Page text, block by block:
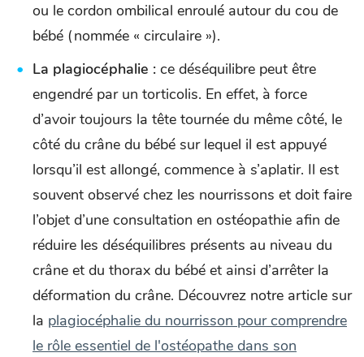
ou le cordon ombilical enroulé autour du cou de
bébé (nommée « circulaire »).
La plagiocéphalie : ce déséquilibre peut être
engendré par un torticolis. En effet, à force
d’avoir toujours la tête tournée du même côté, le
côté du crâne du bébé sur lequel il est appuyé
lorsqu’il est allongé, commence à s’aplatir. Il est
souvent observé chez les nourrissons et doit faire
l’objet d’une consultation en ostéopathie afin de
réduire les déséquilibres présents au niveau du
crâne et du thorax du bébé et ainsi d’arrêter la
déformation du crâne. Découvrez notre article sur
la plagiocéphalie du nourrisson pour comprendre
le rôle essentiel de l'ostéopathe dans son